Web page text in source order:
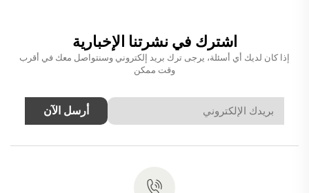
اشترك في نشرتنا الإخبارية
إذا كان لديك أي أسئلة، يرجى ترك بريد إلكتروني وسنتواصل معك في أقرب
وقت ممكن
أرسل الآن